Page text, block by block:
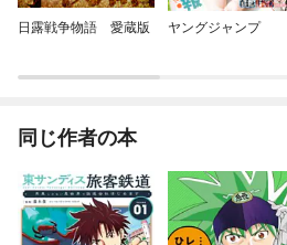
日露戦争物語 愛蔵版 ヤングジャンプ
同じ作者の本